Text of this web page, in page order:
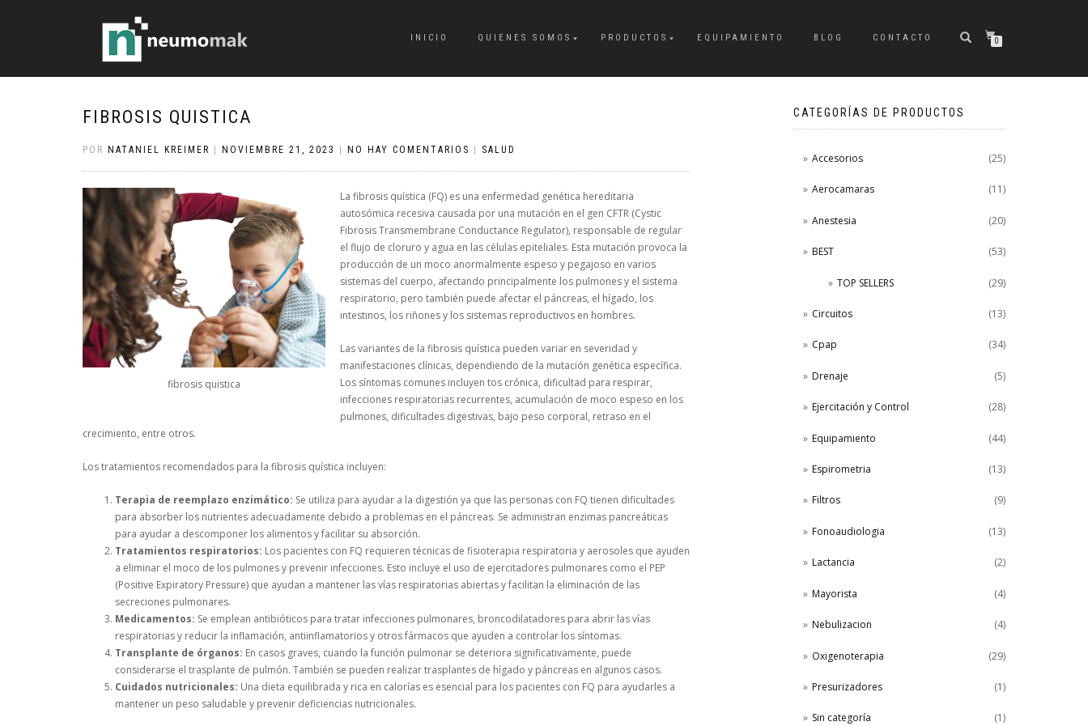
INICIO QUIENES SOMOS PRODUCTOS EQUIPAMIENTO BLOG CONTACTO 0
FIBROSIS QUISTICA
POR NATANIEL KREIMER NOVIEMBRE 21, 2023 NO HAY COMENTARIOS SALUD
fibrosis quistica
La fibrosis quística (FQ) es una enfermedad genética hereditaria
autosómica recesiva causada por una mutación en el gen CFTR (Cystic
Fibrosis Transmembrane Conductance Regulator), responsable de regular
el flujo de cloruro y agua en las células epiteliales. Esta mutación provoca la
producción de un moco anormalmente espeso y pegajoso en varios
sistemas del cuerpo, afectando principalmente los pulmones y el sistema
respiratorio, pero también puede afectar el páncreas, el hígado, los
intestinos, los riñones y los sistemas reproductivos en hombres.
Las variantes de la fibrosis quística pueden variar en severidad y
manifestaciones clínicas, dependiendo de la mutación genética específica.
Los síntomas comunes incluyen tos crónica, dificultad para respirar,
infecciones respiratorias recurrentes, acumulación de moco espeso en los
pulmones, dificultades digestivas, bajo peso corporal, retraso en el
crecimiento, entre otros.
Los tratamientos recomendados para la fibrosis quística incluyen:
Terapia de reemplazo enzimático: Se utiliza para ayudar a la digestión ya que las personas con FQ tienen dificultades
para absorber los nutrientes adecuadamente debido a problemas en el páncreas. Se administran enzimas pancreáticas
para ayudar a descomponer los alimentos y facilitar su absorción.
Tratamientos respiratorios: Los pacientes con FQ requieren técnicas de fisioterapia respiratoria y aerosoles que ayuden
a eliminar el moco de los pulmones y prevenir infecciones. Esto incluye el uso de ejercitadores pulmonares como el PEP
(Positive Expiratory Pressure) que ayudan a mantener las vías respiratorias abiertas y facilitan la eliminación de las
secreciones pulmonares.
Medicamentos: Se emplean antibióticos para tratar infecciones pulmonares, broncodilatadores para abrir las vías
respiratorias y reducir la inflamación, antiinflamatorios y otros fármacos que ayuden a controlar los síntomas.
Transplante de órganos: En casos graves, cuando la función pulmonar se deteriora significativamente, puede
considerarse el trasplante de pulmón. También se pueden realizar trasplantes de hígado y páncreas en algunos casos.
Cuidados nutricionales: Una dieta equilibrada y rica en calorías es esencial para los pacientes con FQ para ayudarles a
mantener un peso saludable y prevenir deficiencias nutricionales.
CATEGORÍAS DE PRODUCTOS
Accesorios (25)
Aerocamaras (11)
Anestesia (20)
BEST (53)
TOP SELLERS (29)
Circuitos (13)
Cpap (34)
Drenaje (5)
Ejercitación y Control (28)
Equipamiento (44)
Espirometria (13)
Filtros (9)
Fonoaudiologia (13)
Lactancia (2)
Mayorista (4)
Nebulizacion (4)
Oxigenoterapia (29)
Presurizadores (1)
Sin categoría (1)